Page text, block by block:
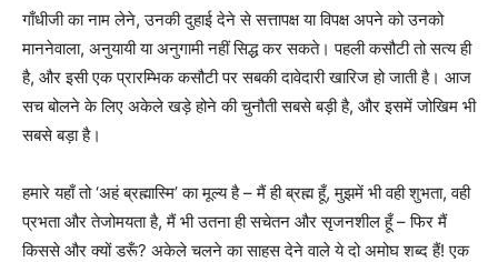
गाँधीजी का नाम लेने, उनकी दुहाई देने से सत्तापक्ष या विपक्ष अपने को उनको
माननेवाला, अनुयायी या अनुगामी नहीं सिद्ध कर सकते। पहली कसौटी तो सत्य ही
है, और इसी एक प्रारम्भिक कसौटी पर सबकी दावेदारी खारिज हो जाती है। आज
सच बोलने के लिए अकेले खड़े होने की चुनौती सबसे बड़ी है, और इसमें जोखिम भी
सबसे बड़ा है।
हमारे यहाँ तो ‘अहं ब्रह्मास्मि’ का मूल्य है – मैं ही ब्रह्म हूँ, मुझमें भी वही शुभता, वही
प्रभता और तेजोमयता है, मैं भी उतना ही सचेतन और सृजनशील हूँ – फिर मैं
किससे और क्यों डरूँ? अकेले चलने का साहस देने वाले ये दो अमोघ शब्द हैं! एक